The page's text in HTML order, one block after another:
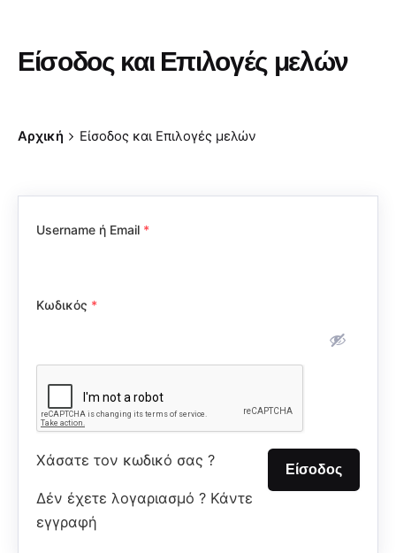
Είσοδος και Επιλογές μελών
Αρχική Είσοδος και Επιλογές μελών
Username ή Email *
Κωδικός *
Χάσατε τον κωδικό σας ?
Δέν έχετε λογαριασμό ? Κάντε
εγγραφή